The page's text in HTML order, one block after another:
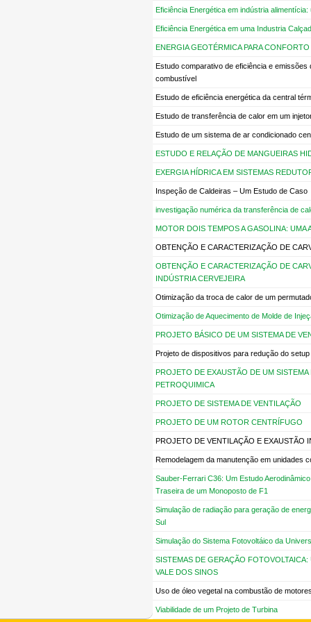
Eficiência Energética em indústria
Eficiência Energética em uma Industria
ENERGIA GEOTÉRMICA PARA
Estudo comparativo de eficiência e
combustível
Estudo de eficiência energética da central
Estudo de transferência de calor em um
Estudo de um sistema de ar condicionado
ESTUDO E RELAÇÃO DE MANGUEIRAS
EXERGIA HÍDRICA EM SISTEMAS
Inspeção de Caldeiras – Um Estudo de Caso
investigação numérica da transferência de
MOTOR DOIS TEMPOS A GASOLINA: UMA
OBTENÇÃO E CARACTERIZAÇÃO DE
OBTENÇÃO E CARACTERIZAÇÃO DE
INDÚSTRIA CERVEJEIRA
Otimização da troca de calor de um
Otimização de Aquecimento de Molde de
PROJETO BÁSICO DE UM SISTEMA DE
Projeto de dispositivos para redução do
PROJETO DE EXAUSTÃO DE UM SISTEMA
PETROQUIMICA
PROJETO DE SISTEMA DE VENTILAÇÃO
PROJETO DE UM ROTOR CENTRÍFUGO
PROJETO DE VENTILAÇÃO E EXAUSTÃO
Remodelagem da manutenção em unidades
Sauber-Ferrari C36: Um Estudo
Traseira de um Monoposto de F1
Simulação de radiação para geração de
Sul
Simulação do Sistema Fotovoltáico da
SISTEMAS DE GERAÇÃO
VALE DOS SINOS
Uso de óleo vegetal na combustão de
Viabilidade de um Projeto de Turbina